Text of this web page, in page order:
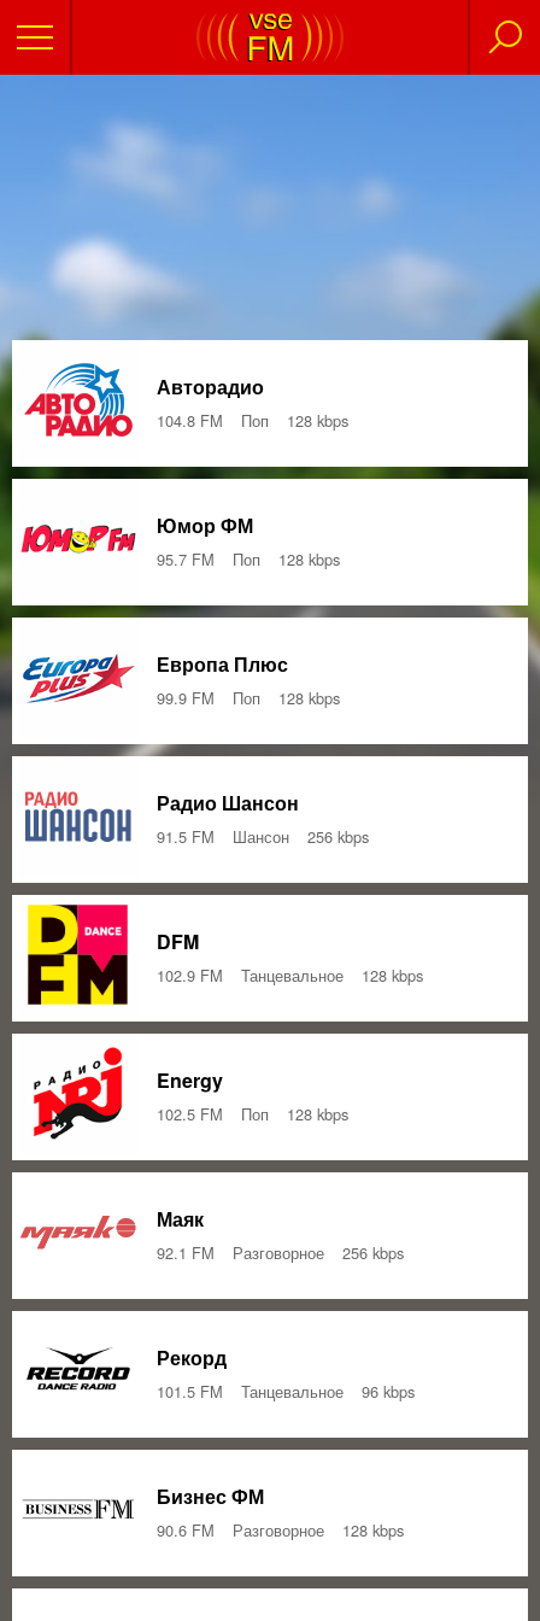
Авторадио
104.8 FM Поп 128 kbps
Юмор ФМ
95.7 FM Поп 128 kbps
Европа Плюс
99.9 FM Поп 128 kbps
Радио Шансон
91.5 FM Шансон 256 kbps
DFM
102.9 FM Танцевальное 128 kbps
Energy
102.5 FM Поп 128 kbps
Маяк
92.1 FM Разговорное 256 kbps
Рекорд
101.5 FM Танцевальное 96 kbps
Бизнес ФМ
90.6 FM Разговорное 128 kbps